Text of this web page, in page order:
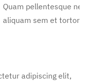
Quam pellentesque
aliquam sem et tortor.
adipiscing elit,